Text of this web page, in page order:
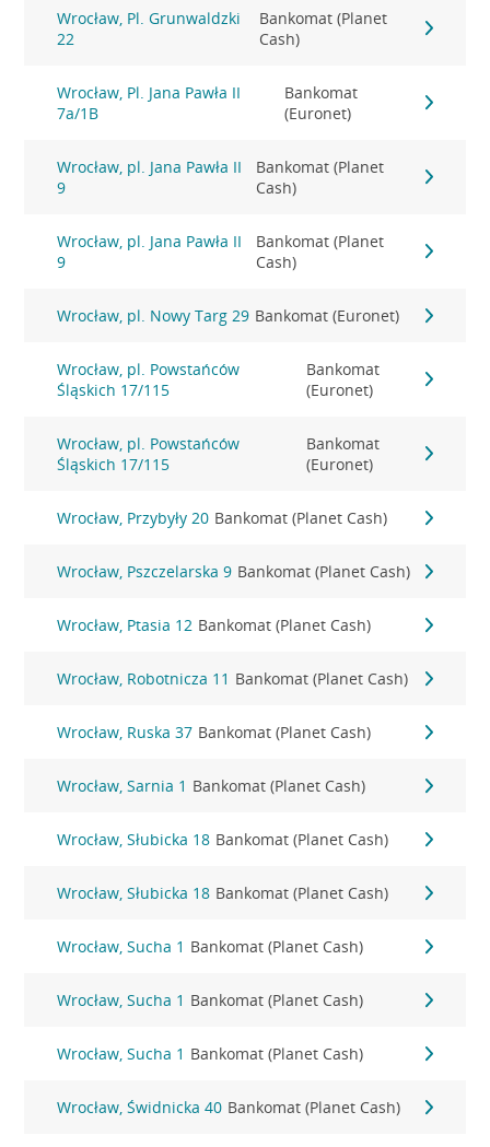
Wrocław, Pl. Grunwaldzki
22
Bankomat (Planet
Cash)
Wrocław, Pl. Jana Pawła II
7a/1B
Bankomat
(Euronet)
Wrocław, pl. Jana Pawła II
9
Bankomat (Planet
Cash)
Wrocław, pl. Jana Pawła II
9
Bankomat (Planet
Cash)
Wrocław, pl. Nowy Targ 29 Bankomat (Euronet)
Wrocław, pl. Powstańców
Śląskich 17/115
Bankomat
(Euronet)
Wrocław, pl. Powstańców
Śląskich 17/115
Bankomat
(Euronet)
Wrocław, Przybyły 20 Bankomat (Planet Cash)
Wrocław, Pszczelarska 9 Bankomat (Planet Cash)
Wrocław, Ptasia 12 Bankomat (Planet Cash)
Wrocław, Robotnicza 11 Bankomat (Planet Cash)
Wrocław, Ruska 37 Bankomat (Planet Cash)
Wrocław, Sarnia 1 Bankomat (Planet Cash)
Wrocław, Słubicka 18 Bankomat (Planet Cash)
Wrocław, Słubicka 18 Bankomat (Planet Cash)
Wrocław, Sucha 1 Bankomat (Planet Cash)
Wrocław, Sucha 1 Bankomat (Planet Cash)
Wrocław, Sucha 1 Bankomat (Planet Cash)
Wrocław, Świdnicka 40 Bankomat (Planet Cash)